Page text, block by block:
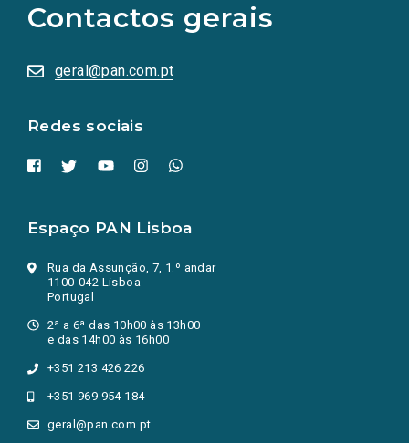
Contactos gerais
geral@pan.com.pt
Redes sociais
redes
sociais
numa
nova
Espaço PAN Lisboa
Rua da Assunção, 7, 1.º andar
1100-042 Lisboa
Portugal
2ª a 6ª das 10h00 às 13h00
e das 14h00 às 16h00
+351 213 426 226
+351 969 954 184
geral@pan.com.pt